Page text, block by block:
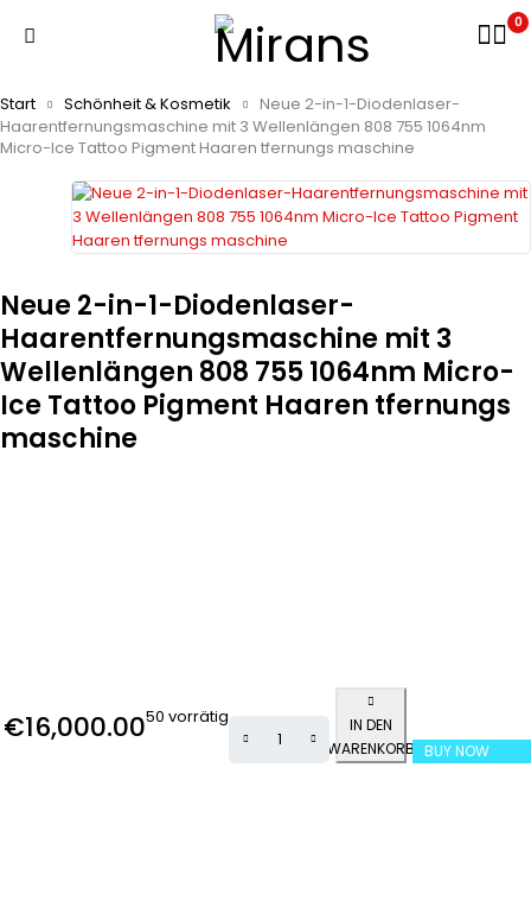
0
Start Schönheit & Kosmetik
Neue 2-in-1-Diodenlaser-
Haarentfernungsmaschine mit 3 Wellenlängen 808 755 1064nm
Micro-Ice Tattoo Pigment Haaren tfernungs maschine
Neue 2-in-1-Diodenlaser-
Haarentfernungsmaschine mit 3
Wellenlängen 808 755 1064nm Micro-
Ice Tattoo Pigment Haaren tfernungs
maschine
€16,000.0050 vorrätig
IN DEN
WARENKORB BUY NOW